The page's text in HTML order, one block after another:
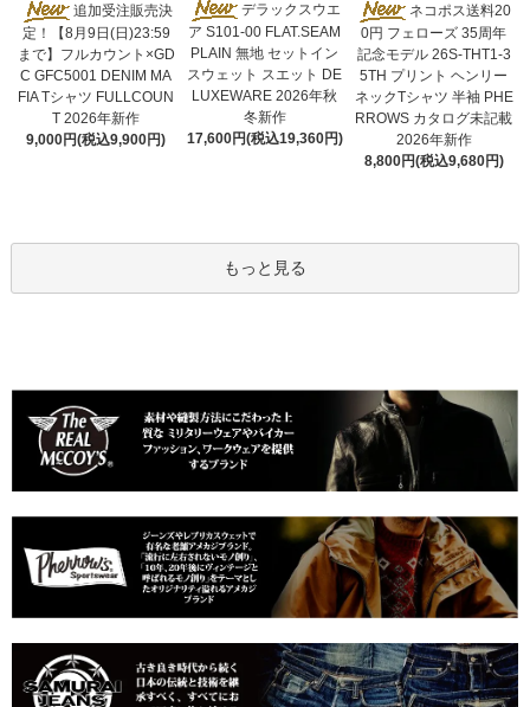
追加受注販売決
定！【8月9日(日)23:59
まで】フルカウント×GD
C GFC5001 DENIM MA
FIA Tシャツ FULLCOUN
T 2026年新作
9,000円(税込9,900円)
デラックスウエ
ア S101-00 FLAT.SEAM
PLAIN 無地 セットイン
スウェット スエット DE
LUXEWARE 2026年秋
冬新作
17,600円(税込19,360円)
ネコポス送料20
0円 フェローズ 35周年
記念モデル 26S-THT1-3
5TH プリント ヘンリー
ネックTシャツ 半袖 PHE
RROWS カタログ未記載
2026年新作
8,800円(税込9,680円)
もっと見る